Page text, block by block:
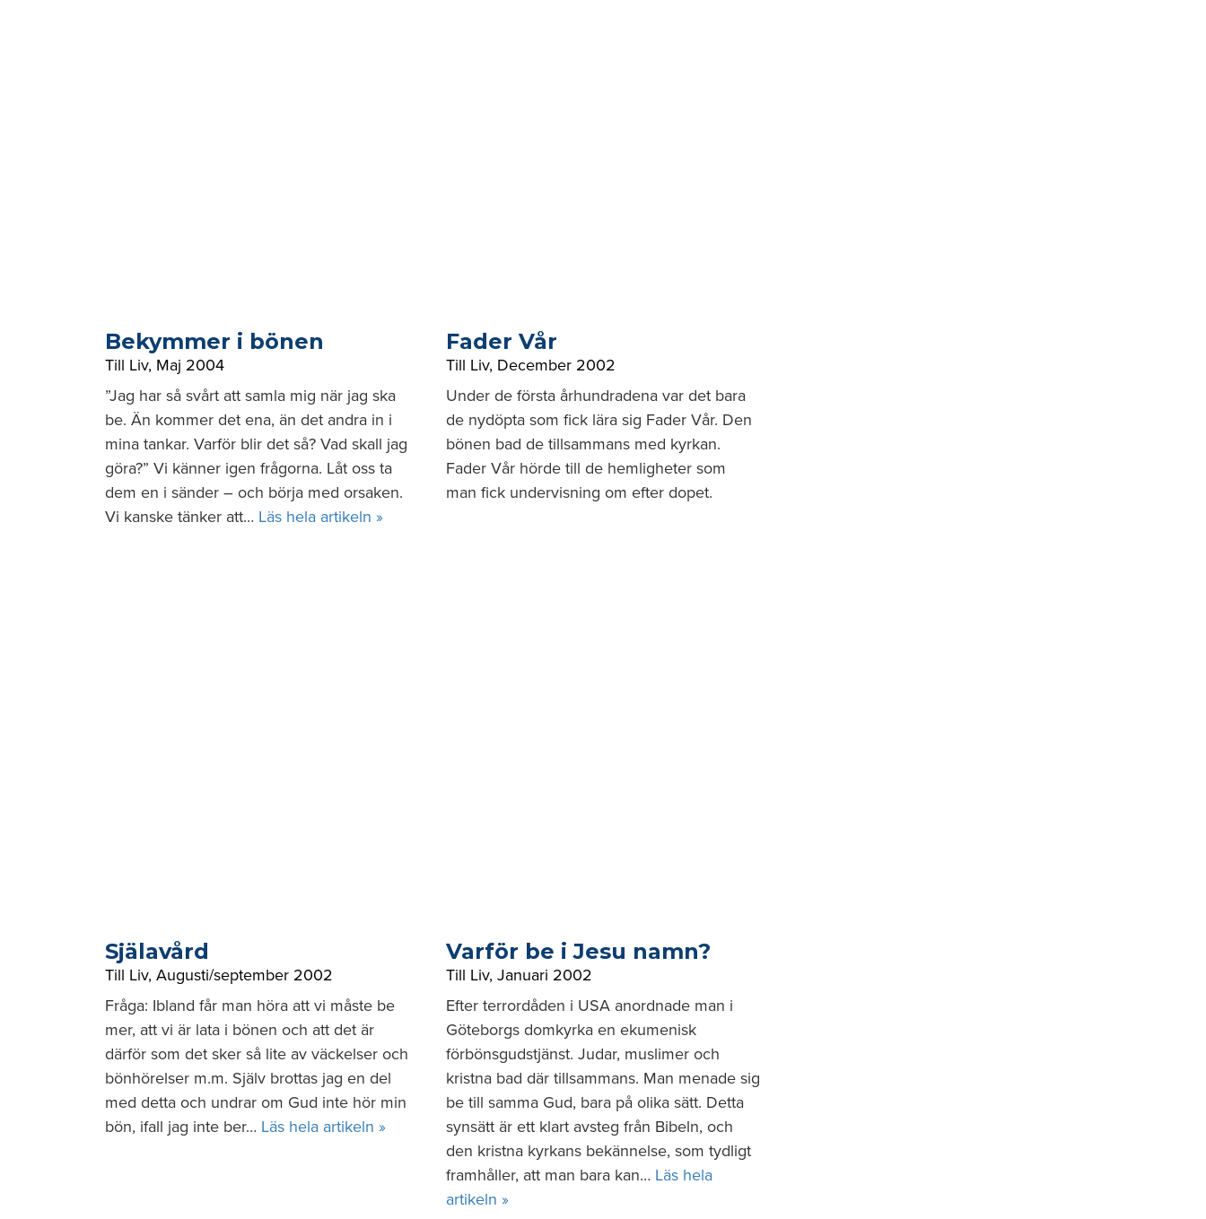
Bekymmer i bönen
Till Liv, Maj 2004
”Jag har så svårt att samla mig när jag ska
be. Än kommer det ena, än det andra in i
mina tankar. Varför blir det så? Vad skall jag
göra?” Vi känner igen frågorna. Låt oss ta
dem en i sänder – och börja med orsaken.
Vi kanske tänker att… Läs hela artikeln »
Fader Vår
Till Liv, December 2002
Under de första århundradena var det bara
de nydöpta som fick lära sig Fader Vår. Den
bönen bad de tillsammans med kyrkan.
Fader Vår hörde till de hemligheter som
man fick undervisning om efter dopet.
Själavård
Till Liv, Augusti/september 2002
Fråga: Ibland får man höra att vi måste be
mer, att vi är lata i bönen och att det är
därför som det sker så lite av väckelser och
bönhörelser m.m. Själv brottas jag en del
med detta och undrar om Gud inte hör min
bön, ifall jag inte ber… Läs hela artikeln »
Varför be i Jesu namn?
Till Liv, Januari 2002
Efter terrordåden i USA anordnade man i
Göteborgs domkyrka en ekumenisk
förbönsgudstjänst. Judar, muslimer och
kristna bad där tillsammans. Man menade sig
be till samma Gud, bara på olika sätt. Detta
synsätt är ett klart avsteg från Bibeln, och
den kristna kyrkans bekännelse, som tydligt
framhåller, att man bara kan… Läs hela
artikeln »